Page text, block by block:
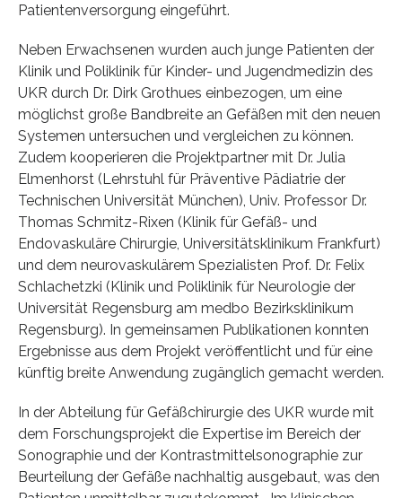
Patientenversorgung eingeführt.
Neben Erwachsenen wurden auch junge Patienten der
Klinik und Poliklinik für Kinder- und Jugendmedizin des
UKR durch Dr. Dirk Grothues einbezogen, um eine
möglichst große Bandbreite an Gefäßen mit den neuen
Systemen untersuchen und vergleichen zu können.
Zudem kooperieren die Projektpartner mit Dr. Julia
Elmenhorst (Lehrstuhl für Präventive Pädiatrie der
Technischen Universität München), Univ. Professor Dr.
Thomas Schmitz-Rixen (Klinik für Gefäß- und
Endovaskuläre Chirurgie, Universitätsklinikum Frankfurt)
und dem neurovaskulärem Spezialisten Prof. Dr. Felix
Schlachetzki (Klinik und Poliklinik für Neurologie der
Universität Regensburg am medbo Bezirksklinikum
Regensburg). In gemeinsamen Publikationen konnten
Ergebnisse aus dem Projekt veröffentlicht und für eine
künftig breite Anwendung zugänglich gemacht werden.
In der Abteilung für Gefäßchirurgie des UKR wurde mit
dem Forschungsprojekt die Expertise im Bereich der
Sonographie und der Kontrastmittelsonographie zur
Beurteilung der Gefäße nachhaltig ausgebaut, was den